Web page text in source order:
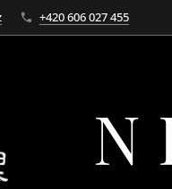
+420 606 027 455
N